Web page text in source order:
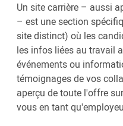
Un site carrière – aussi
– est une section
site distinct) où les
les infos liées au travail
événements ou
témoignages de vos
aperçu de toute l'offre
vous en tant